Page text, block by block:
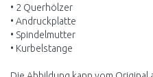
• 2 Querhölzer
• Andruckplatte
• Spindelmutter
• Kurbelstange